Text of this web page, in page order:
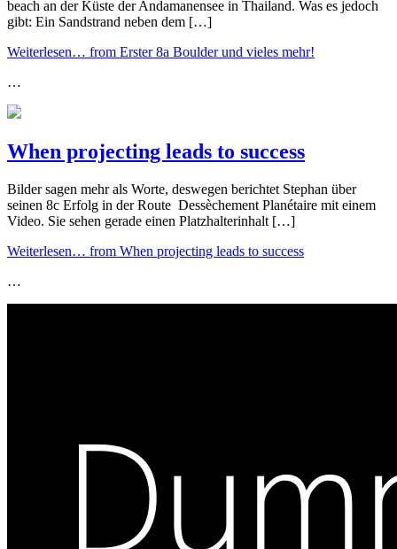
beach an der Küste der Andamanensee in Thailand. Was es jedoch
gibt: Ein Sandstrand neben dem […]
Weiterlesen… from Erster 8a Boulder und vieles mehr!
…
When projecting leads to success
Bilder sagen mehr als Worte, deswegen berichtet Stephan über
seinen 8c Erfolg in der Route Dessèchement Planétaire mit einem
Video. Sie sehen gerade einen Platzhalterinhalt […]
Weiterlesen… from When projecting leads to success
…